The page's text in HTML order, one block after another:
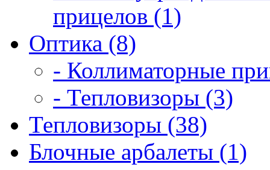
прицелов (1)
Оптика (8)
- Коллиматорные
- Тепловизоры (3)
Тепловизоры (38)
Блочные арбалеты (1)